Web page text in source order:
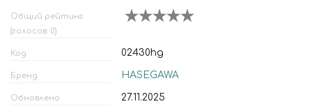
Общий рейтинг
(голосов: 0)
Код 02430hg
Бренд HASEGAWA
Обновлено 27.11.2025